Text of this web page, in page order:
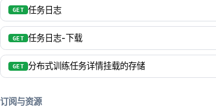
GET 任务日志
GET 任务日志-下载
GET 分布式训练任务详情挂载的存储
订阅与资源